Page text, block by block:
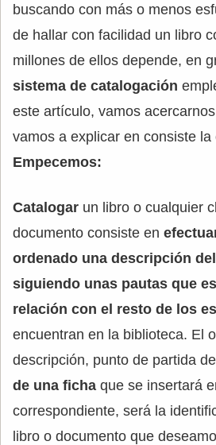
buscando con más o menos
de hallar con facilidad un libro
millones de ellos depende, en
sistema de catalogación
este artículo, vamos
vamos a explicar en consiste la
Empecemos:
Catalogar un libro o cualquier
documento consiste en
ordenado una descripción
siguiendo unas pautas que
relación con el resto de los
encuentran en la biblioteca. El
descripción, punto de partida
de una ficha que se insertará
correspondiente, será la
libro o documento que